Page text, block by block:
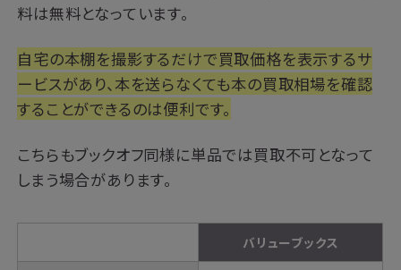
料は無料となっています。
自宅の本棚を撮影するだけで買取価格を表示するサ
ービスがあり、本を送らなくても本の買取相場を確認
することができるのは便利です。
こちらもブックオフ同様に単品では買取不可となって
しまう場合があります。
バリューブックス